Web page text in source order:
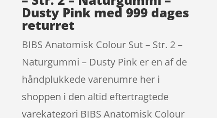
Dusty Pink med 999 dages
returret
BIBS Anatomisk Colour Sut – Str. 2 –
Naturgummi – Dusty Pink er en af de
håndplukkede varenumre her i
shoppen i den altid eftertragtede
varekategori BIBS Anatomisk Colour